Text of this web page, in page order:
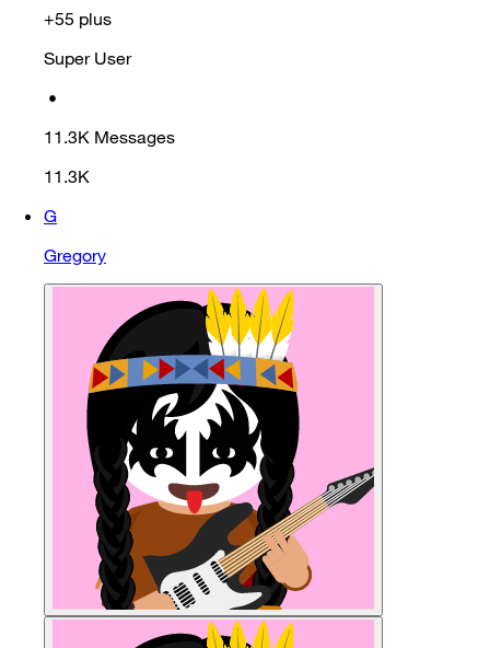
+55 plus
Super User
•
11.3K Messages
11.3K
G
Gregory